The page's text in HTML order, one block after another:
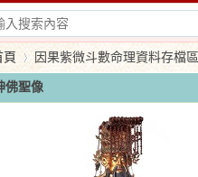
落專欄
頁 因果紫微斗數命理資料存檔區
佛聖像